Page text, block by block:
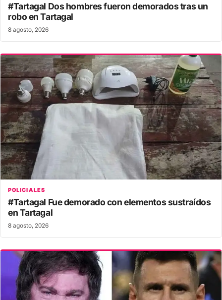
#Tartagal Dos hombres fueron demorados tras un
robo en Tartagal
8 agosto, 2026
POLICIALES
#Tartagal Fue demorado con elementos sustraídos
en Tartagal
8 agosto, 2026